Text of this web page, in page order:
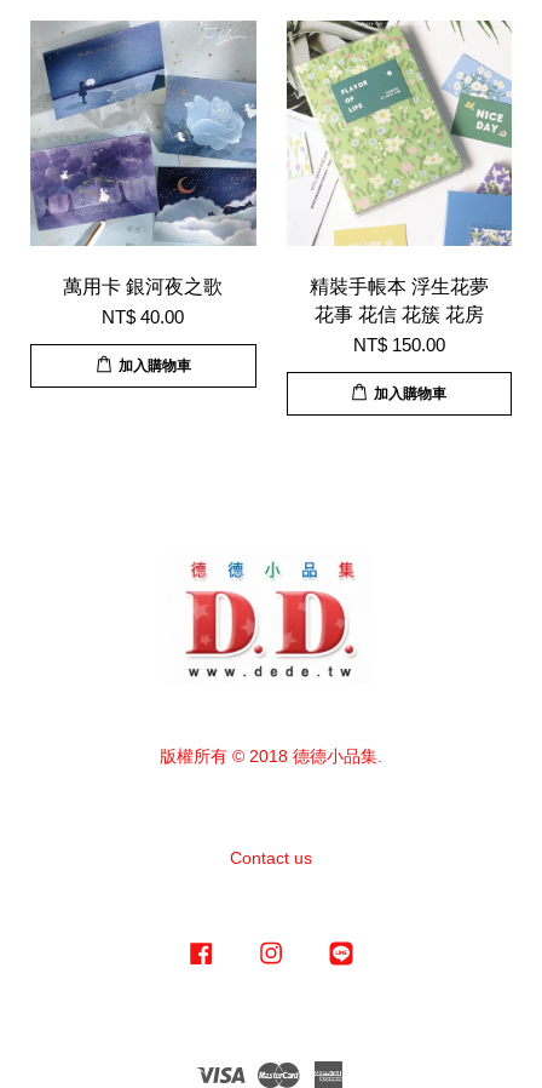
萬用卡 銀河夜之歌
NT$ 40.00
加入購物車
精裝手帳本 浮生花夢
花事 花信 花簇 花房
NT$ 150.00
加入購物車
版權所有 © 2018 德德小品集.
Contact us
Facebook Instagram
Visa Master